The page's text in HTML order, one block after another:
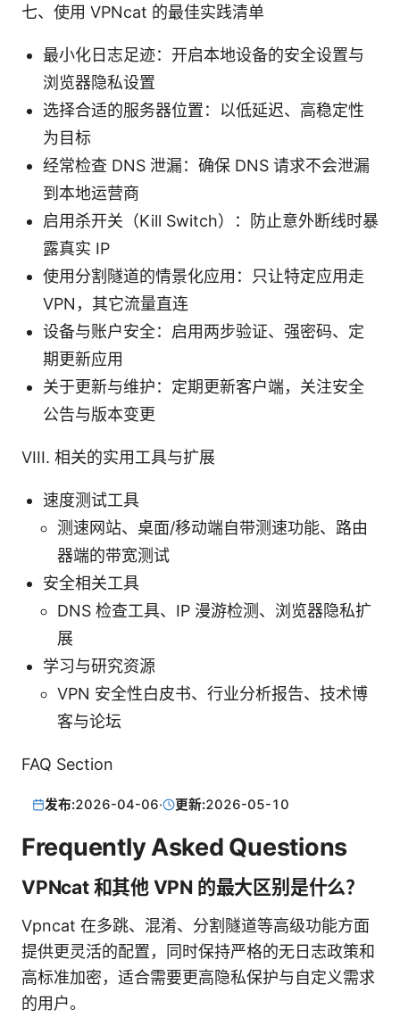
七、使用 VPNcat 的最佳实践清单
最小化日志足迹：开启本地设备的安全设置与
浏览器隐私设置
选择合适的服务器位置：以低延迟、高稳定性
为目标
经常检查 DNS 泄漏：确保 DNS 请求不会泄漏
到本地运营商
启用杀开关（Kill Switch）：防止意外断线时暴
露真实 IP
使用分割隧道的情景化应用：只让特定应用走
VPN，其它流量直连
设备与账户安全：启用两步验证、强密码、定
期更新应用
关于更新与维护：定期更新客户端，关注安全
公告与版本变更
VIII. 相关的实用工具与扩展
速度测试工具
测速网站、桌面/移动端自带测速功能、路由
器端的带宽测试
安全相关工具
DNS 检查工具、IP 漫游检测、浏览器隐私扩
展
学习与研究资源
VPN 安全性白皮书、行业分析报告、技术博
客与论坛
FAQ Section
发布:2026-04-06· 更新:2026-05-10
Frequently Asked Questions
VPNcat 和其他 VPN 的最大区别是什么？
Vpncat 在多跳、混淆、分割隧道等高级功能方面
提供更灵活的配置，同时保持严格的无日志政策和
高标准加密，适合需要更高隐私保护与自定义需求
的用户。